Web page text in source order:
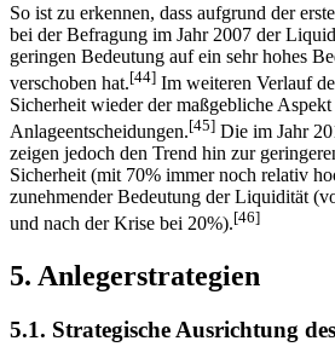
So ist zu erkennen, dass aufgrund der
bei der Befragung im Jahr 2007 der
geringen Bedeutung auf ein sehr hohes
verschoben hat.[44] Im weiteren Verlauf
Sicherheit wieder der maßgebliche Aspekt
Anlageentscheidungen.[45] Die im Jahr
zeigen jedoch den Trend hin zur
Sicherheit (mit 70% immer noch relativ
zunehmender Bedeutung der Liquidität
und nach der Krise bei 20%).[46]
5. Anlegerstrategien
5.1. Strategische Ausrichtung